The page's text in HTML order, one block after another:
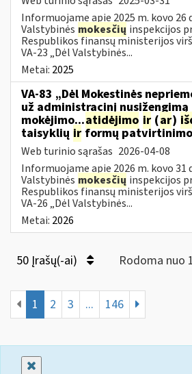
Informuojame apie 2025 m. kovo 26
Valstybinės mokesčių inspekcijos
Respublikos finansų ministerijos
VA-23 „Dėl Valstybinės...
Metai: 2025
VA-83 „Dėl Mokestinės
už administracinį nusižengimą
mokėjimo...atidėjimo ir (ar)
taisyklių ir formų
Web turinio sąrašas 2026-04-08
Informuojame apie 2026 m. kovo 31
Valstybinės mokesčių inspekcijos
Respublikos finansų ministerijos
VA-26 „Dėl Valstybinės...
Metai: 2026
50 Įrašų(-ai) Rodoma nuo
1 2 3 ... 146